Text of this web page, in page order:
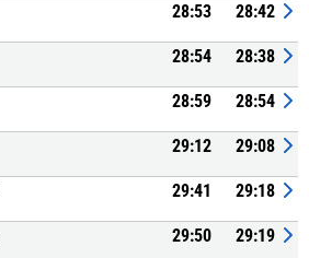
28:53 28:42
28:54 28:38
28:59 28:54
29:12 29:08
29:41 29:18
29:50 29:19